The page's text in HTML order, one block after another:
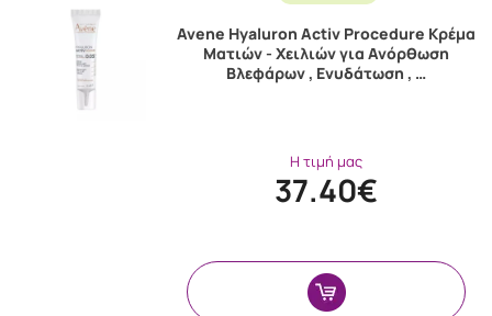
Avene Hyaluron Activ Procedure Κρέμα
Ματιών - Χειλιών για Ανόρθωση
Βλεφάρων , Ενυδάτωση , …
Η τιμή μας
37.40€